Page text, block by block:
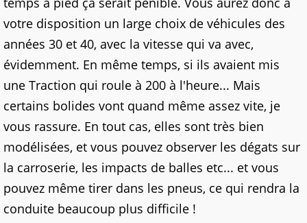
votre disposition un large choix de véhicules des
années 30 et 40, avec la vitesse qui va avec,
évidemment. En même temps, si ils avaient mis
une Traction qui roule à 200 à l'heure... Mais
certains bolides vont quand même assez vite, je
vous rassure. En tout cas, elles sont très bien
modélisées, et vous pouvez observer les dégats sur
la carroserie, les impacts de balles etc... et vous
pouvez même tirer dans les pneus, ce qui rendra la
conduite beaucoup plus difficile !